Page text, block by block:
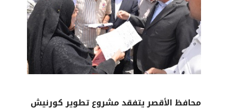
محافظ الأقصر يتفقد مشروع تطوير كورنيش